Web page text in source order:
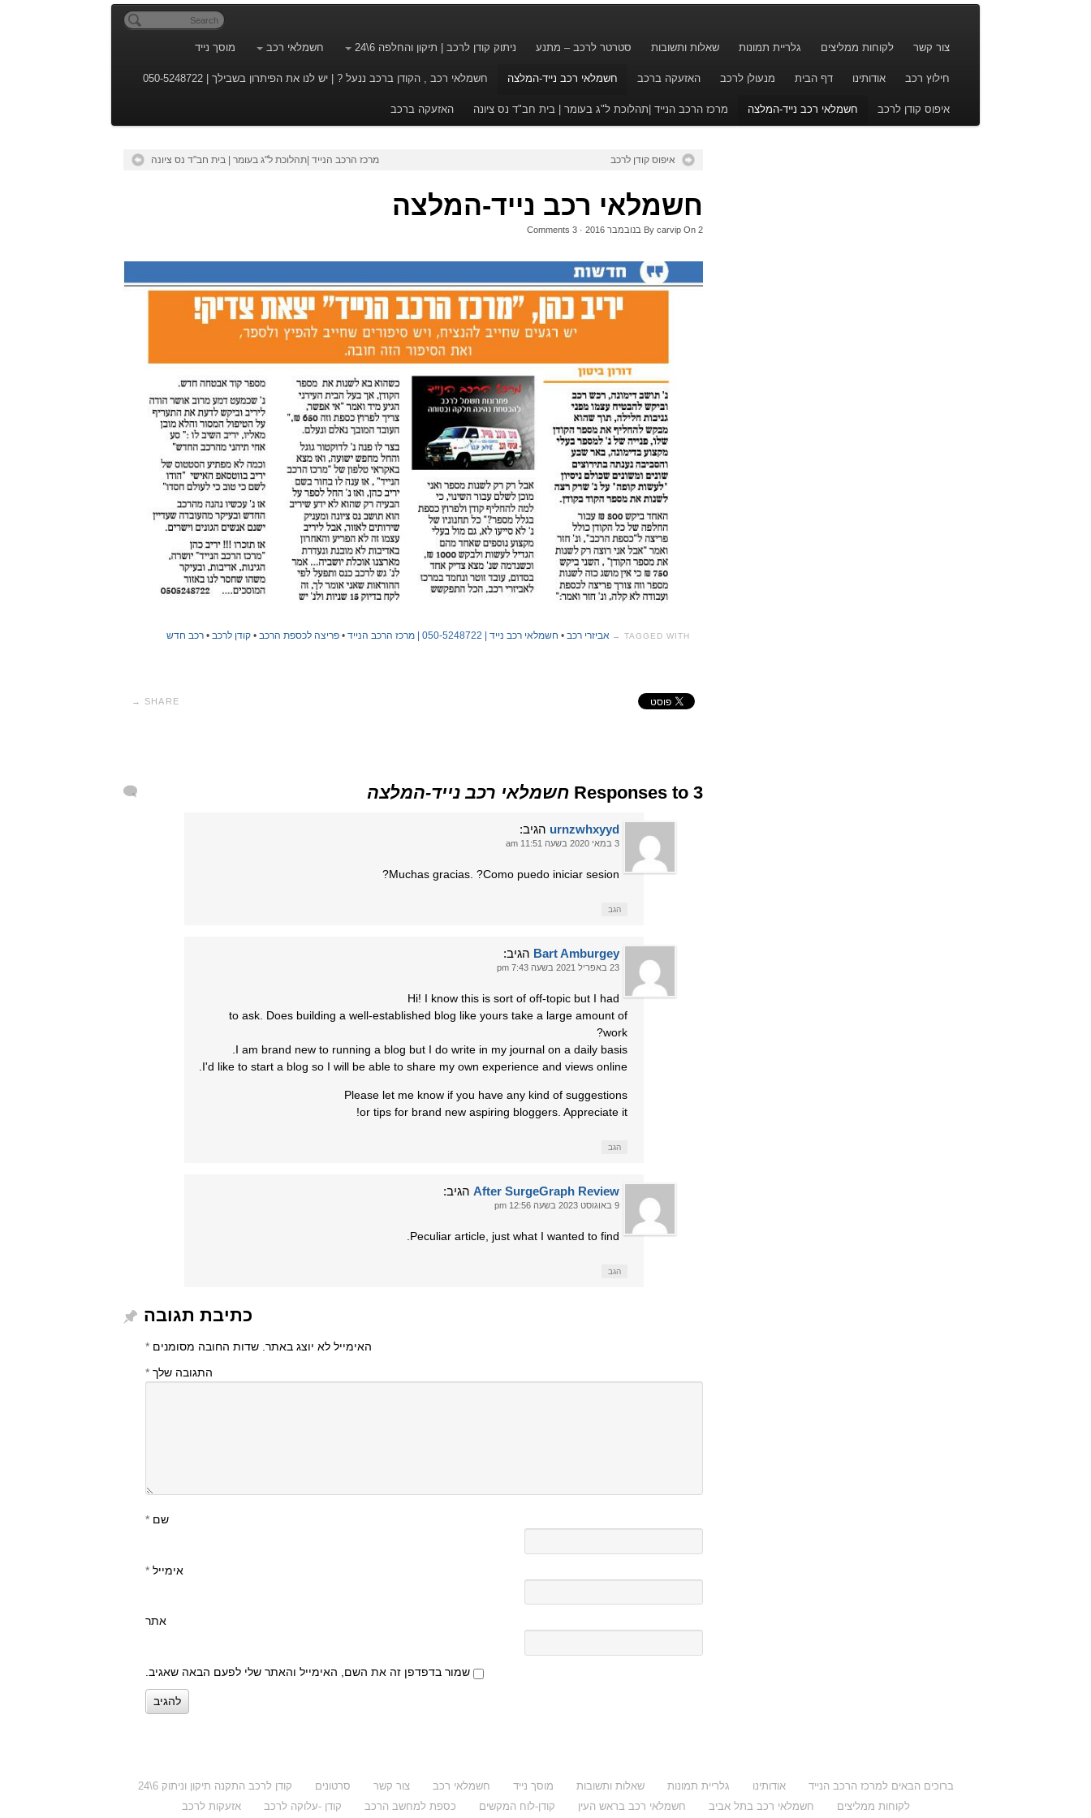
צור קשר לקוחות ממליצים גלריית תמונות שאלות ותשובות סטרטר לרכב – מתנע ניתוק קודן לרכב | תיקון והחלפה 6\24 חשמלאי רכב מוסך נייד
חילוץ רכב אודותינו דף הבית מנעולן לרכב האזעקה ברכב חשמלאי רכב נייד-המלצה חשמלאי רכב , הקודן ברכב ננעל ? | יש לנו את הפיתרון בשבילך | 050-5248722
איפוס קודן לרכב חשמלאי רכב נייד-המלצה מרכז הרכב הנייד |תהלוכת ל"ג בעומר | בית חב"ד נס ציונה האזעקה ברכב
מרכז הרכב הנייד |תהלוכת ל"ג בעומר | בית חב"ד נס ציונה איפוס קודן לרכב
חשמלאי רכב נייד-המלצה
By carvipOn 2 בנובמבר 2016 ·
3
TAGGED WITH → אביזרי רכב• חשמלאי רכב נייד | 050-5248722 | מרכז הרכב הנייד • פריצה לכספת הרכב• קודן לרכב• רכב חדש
SHARE →
3 Responses to חשמלאי רכב נייד-המלצה
urnzwhxyyd הגיב:
3 במאי 2020 בשעה 11:51 am
Muchas gracias. ?Como puedo iniciar sesion?
הגב
Bart Amburgey הגיב:
23 באפריל 2021 בשעה 7:43 pm
Hi! I know this is sort of off-topic but I had
to ask. Does building a well-established blog like yours take a large amount of
work?
I am brand new to running a blog but I do write in my journal on a daily basis.
I'd like to start a blog so I will be able to share my own experience and views online.
Please let me know if you have any kind of suggestions
or tips for brand new aspiring bloggers. Appreciate it!
הגב
After SurgeGraph Review הגיב:
9 באוגוסט 2023 בשעה 12:56 pm
Peculiar article, just what I wanted to find.
הגב
כתיבת תגובה
האימייל לא יוצג באתר. שדות החובה מסומנים *
התגובה שלך *
שם *
אימייל *
אתר
שמור בדפדפן זה את השם, האימייל והאתר שלי לפעם הבאה שאגיב.
ברוכים הבאים למרכז הרכב הנייד אודותינו גלריית תמונות שאלות ותשובות מוסך נייד חשמלאי רכב צור קשר סרטונים
קודן לרכב התקנה תיקון וניתוק 6\24
לקוחות ממליצים
חשמלאי רכב בתל אביב חשמלאי רכב בראש העין קודן-לוח המקשים כספת למחשב הרכב קודן -עלוקה לרכב אזעקות לרכב